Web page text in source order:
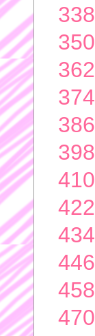
338
350
362
374
386
398
410
422
434
446
458
470